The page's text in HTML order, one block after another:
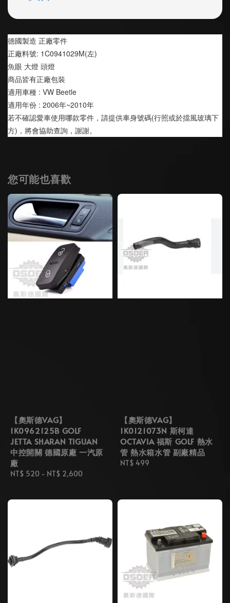
德國製造 正廠零件
正廠料號: 1C0941029M(左)
魚眼 大燈 頭燈
商品皆有正廠包裝
適用車種 : VW Beetle
適用年份 : 2006年~2010年
若不確認愛車使用哪款零件，請提供車身號碼(行照或於擋風玻璃下
方)，將會協助查詢，謝謝。
您可能也喜歡
【奧斯德VAG】
1K0962125B GOLF
JETTA SHARAN TIGUAN
中控開關 德國原廠 一汽原
廠
Regular
NT$ 520 - NT$ 2,600
【奧斯德VAG】
1K0121073N 斯柯達
OCTAVIA 福斯 GOLF 熱水
管 熱水箱水管 副廠精品
Regular
NT$ 499